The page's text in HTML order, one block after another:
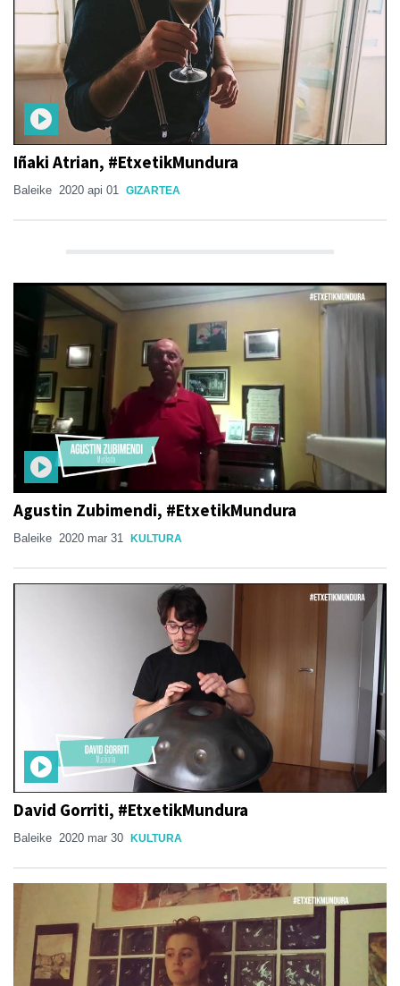
Iñaki Atrian, #EtxetikMundura
Baleike 2020 api 01 GIZARTEA
Agustin Zubimendi, #EtxetikMundura
Baleike 2020 mar 31 KULTURA
David Gorriti, #EtxetikMundura
Baleike 2020 mar 30 KULTURA